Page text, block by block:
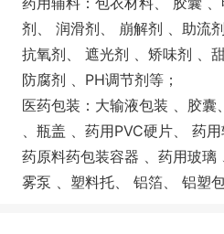
剂、 润滑剂、 崩解剂 、助流
抗氧剂、 遮光剂 、矫味剂 、
防腐剂 、PH调节剂等；
医药包装：大输液包装 、胶
、瓶盖 、药用PVC硬片、 药
药原料药包装容器 、药用玻
雾泵 、塑料托、 铝箔、 铝塑